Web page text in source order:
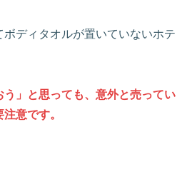
ボディタオルが置いていないホテ
う」と思っても、意外と売ってい
意です。